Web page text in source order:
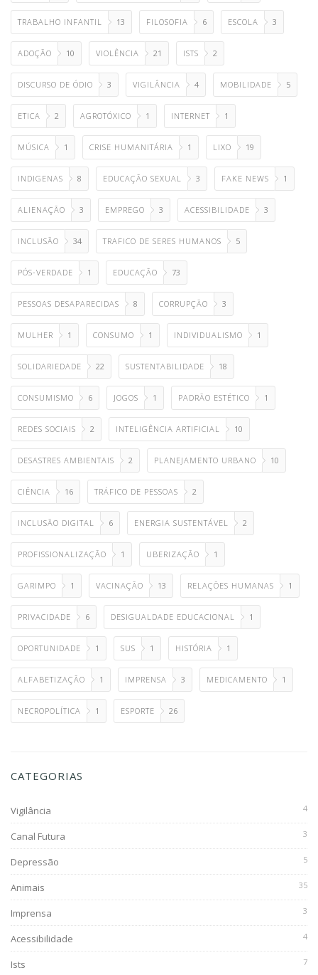
TRABALHO INFANTIL 13 FILOSOFIA 6 ESCOLA 3
ADOÇÃO 10 VIOLÊNCIA 21 ISTS 2
DISCURSO DE ÓDIO 3 VIGILÂNCIA 4 MOBILIDADE 5
ETICA 2 AGROTÓXICO 1 INTERNET 1
MÚSICA 1 CRISE HUMANITÁRIA 1 LIXO 19
INDIGENAS 8 EDUCAÇÃO SEXUAL 3 FAKE NEWS 1
ALIENAÇÃO 3 EMPREGO 3 ACESSIBILIDADE 3
INCLUSÃO 34 TRAFICO DE SERES HUMANOS 5
PÓS-VERDADE 1 EDUCAÇÃO 73
PESSOAS DESAPARECIDAS 8 CORRUPÇÃO 3
MULHER 1 CONSUMO 1 INDIVIDUALISMO 1
SOLIDARIEDADE 22 SUSTENTABILIDADE 18
CONSUMISMO 6 JOGOS 1 PADRÃO ESTÉTICO 1
REDES SOCIAIS 2 INTELIGÊNCIA ARTIFICIAL 10
DESASTRES AMBIENTAIS 2 PLANEJAMENTO URBANO 10
CIÊNCIA 16 TRÁFICO DE PESSOAS 2
INCLUSÃO DIGITAL 6 ENERGIA SUSTENTÁVEL 2
PROFISSIONALIZAÇÃO 1 UBERIZAÇÃO 1
GARIMPO 1 VACINAÇÃO 13 RELAÇÕES HUMANAS 1
PRIVACIDADE 6 DESIGUALDADE EDUCACIONAL 1
OPORTUNIDADE 1 SUS 1 HISTÓRIA 1
ALFABETIZAÇÃO 1 IMPRENSA 3 MEDICAMENTO 1
NECROPOLÍTICA 1 ESPORTE 26
CATEGORIAS
Vigilância 4
Canal Futura 3
Depressão 5
Animais 35
Imprensa 3
Acessibilidade 4
Ists 7